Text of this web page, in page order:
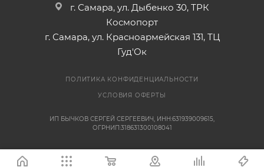
г. Самара, ул. Дыбенко 30, ТРК
Космопорт
г. Самара, ул. Красноармейская 131, ТЦ
Гуд'Ок
ПОЛИТИКА КОНФИДЕНЦИАЛЬНОСТИ
УСЛОВИЯ ОФЕРТЫ
ИП БЫЧКОВ СЕРГЕЙ СЕРГЕЕВИЧ, ИНН:631939009615,
ОГРНИП:318631300108041